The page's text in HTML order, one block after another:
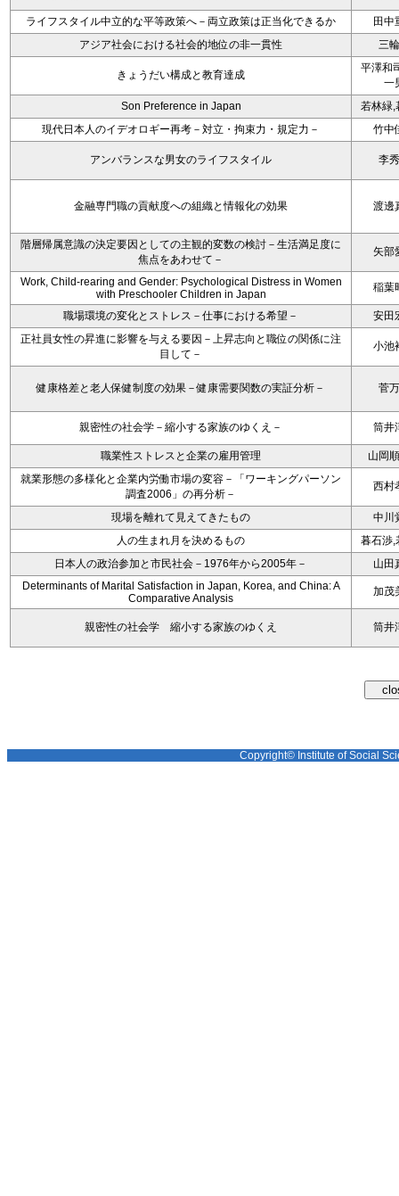
ライフスタイル中立的な平等政策へ－両立政策は正当化できるか
田中
アジア社会における社会的地位の非一貫性
三
きょうだい構成と教育達成
平澤和
一
Son Preference in Japan
若林緑,
現代日本人のイデオロギー再考－対立・拘束力・規定力－
竹中
アンバランスな男女のライフスタイル 李
金融専門職の貢献度への組織と情報化の効果 渡邊
階層帰属意識の決定要因としての主観的変数の検討－生活満足度に
焦点をあわせて－
矢部
Work, Child-rearing and Gender: Psychological Distress in Women
with Preschooler Children in Japan
稲葉
職場環境の変化とストレス－仕事における希望－
安田
正社員女性の昇進に影響を与える要因－上昇志向と職位の関係に注
目して－
小池
健康格差と老人保健制度の効果－健康需要関数の実証分析－ 菅
親密性の社会学－縮小する家族のゆくえ－ 筒井
職業性ストレスと企業の雇用管理
山岡
就業形態の多様化と企業内労働市場の変容－「ワーキングパーソン
調査2006」の再分析－
西村
現場を離れて見えてきたもの
中川
人の生まれ月を決めるもの
暮石渉,
日本人の政治参加と市民社会－1976年から2005年－
山田
Determinants of Marital Satisfaction in Japan, Korea, and China: A
Comparative Analysis
加茂
親密性の社会学 縮小する家族のゆくえ 筒井
Copyright© Institute of Social